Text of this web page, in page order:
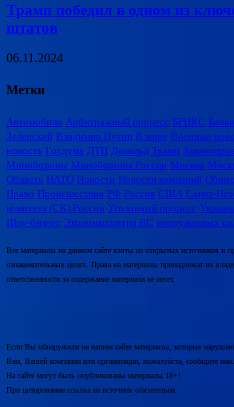
Трамп победил в одном из
штатов
06.11.2024
Метки
Автомобили Арбитражный процесс БРИКС Банки
Зеленский Владимир Путин В мире Военные
новость Госдума ДТП Дональд Трамп
Минобороны Минобороны России Москва
Область НАТО Новости Новости компаний
Право Происшествия РФ Россия США Санкт-
комитета (СК) России Уголовный процесс
Шоу-бизнес Экономколлегия ВС вооруженных
Все материалы на данном сайте взяты из открытых источников и
ознакомительных целях. Права на материалы принадлежат их
ответственности за содержание материала не несет.
Если Вы обнаружили на нашем сайте материалы, которые
Вам, Вашей компании или организации, пожалуйста, сообщите нам.
На сайте могут быть опубликованы материалы 18+!
При цитировании ссылка на источник обязательна.